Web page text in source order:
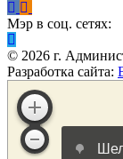
Мэр в соц. сетях:
© 2026 г.
Разработка сайта: